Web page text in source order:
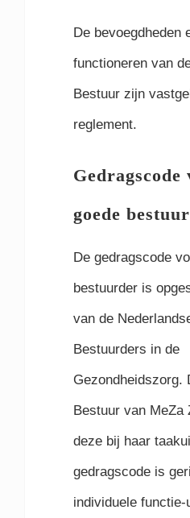
De bevoegdheden
functioneren van
Bestuur zijn
reglement.
Gedragscode
goede
De gedragscode
bestuurder is
van de
Bestuurders in de
Gezondheidszorg.
Bestuur van MeZa
deze bij haar
gedragscode is
individuele functie-